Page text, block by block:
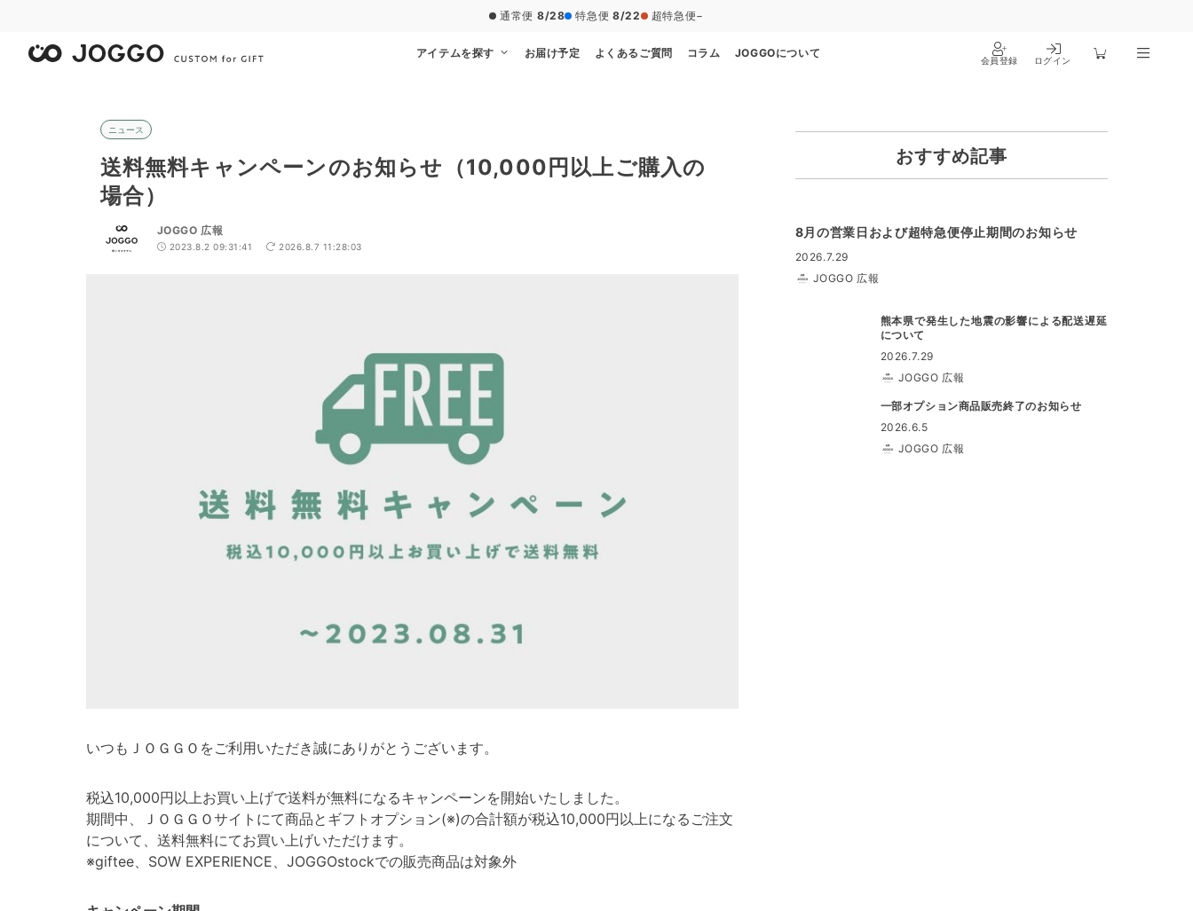
通常便 8/28 特急便 8/22 超特急便−
アイテムを探す お届け予定 よくあるご質問 コラム JOGGOについて
会員登録 ログイン
ニュース
送料無料キャンペーンのお知らせ（10,000円以上ご購入の
場合）
JOGGO 広報
2023.8.2 09:31:41 2026.8.7 11:28:03
いつもＪＯＧＧＯをご利用いただき誠にありがとうございます。
税込10,000円以上お買い上げで送料が無料になるキャンペーンを開始いたしました。
期間中、ＪＯＧＧＯサイトにて商品とギフトオプション(※)の合計額が税込10,000円以上になるご注文
について、送料無料にてお買い上げいただけます。
※giftee、SOW EXPERIENCE、JOGGOstockでの販売商品は対象外
おすすめ記事
8月の営業日および超特急便停止期間のお知らせ
2026.7.29
JOGGO 広報
熊本県で発生した地震の影響による配送遅延
について
2026.7.29
JOGGO 広報
一部オプション商品販売終了のお知らせ
2026.6.5
JOGGO 広報